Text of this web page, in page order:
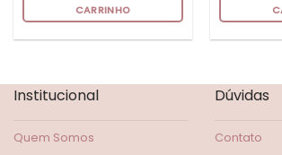
CARRINHO
Institucional
Quem Somos
Dúvidas
Contato